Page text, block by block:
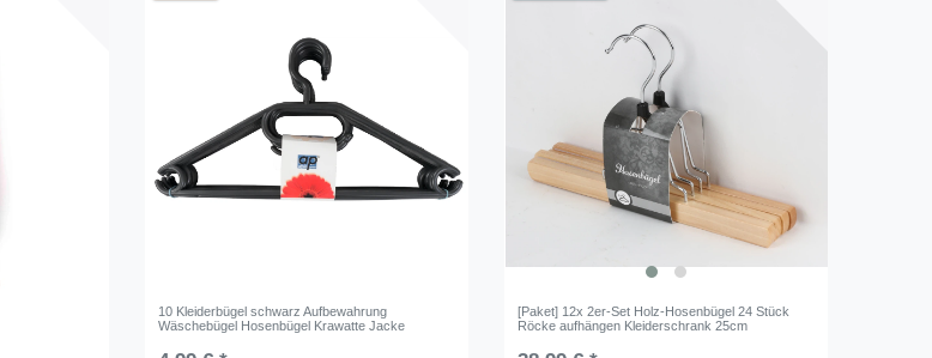
10 Kleiderbügel schwarz Aufbewahrung
Wäschebügel Hosenbügel Krawatte Jacke
[Paket] 12x 2er-Set Holz-Hosenbügel 24 Stück
Röcke aufhängen Kleiderschrank 25cm